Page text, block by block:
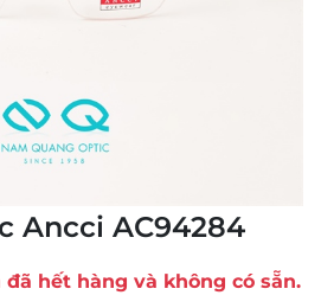
Ancci AC94284
hết hàng và không có sẵn.